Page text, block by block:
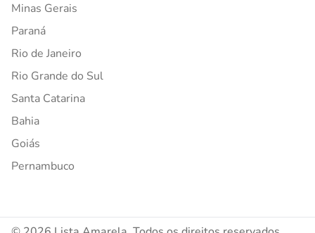
Minas Gerais
Paraná
Rio de Janeiro
Rio Grande do Sul
Santa Catarina
Bahia
Goiás
Pernambuco